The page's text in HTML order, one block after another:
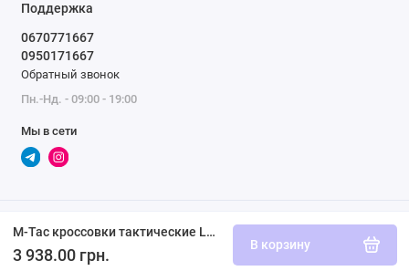
M-Tac кроссовки тактические Leopard II R черные
3 938.00 грн.
В корзину
Поддержка
0670771667
0950171667
Обратный звонок
Пн.-Нд. - 09:00 - 19:00
Мы в сети